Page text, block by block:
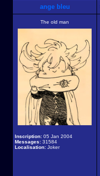
ange bleu
The old man
Inscription: 05 Jan 2004
Messages: 31584
Localisation: Joker